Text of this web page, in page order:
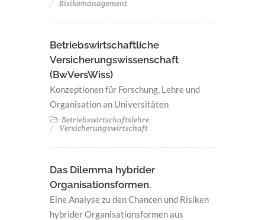
Risikomanagement
Betriebswirtschaftliche
Versicherungswissenschaft
(BwVersWiss)
Konzeptionen für Forschung, Lehre und
Organisation an Universitäten
Betriebswirtschaftslehre
Versicherungswirtschaft
Das Dilemma hybrider
Organisationsformen.
Eine Analyse zu den Chancen und Risiken
hybrider Organisationsformen aus